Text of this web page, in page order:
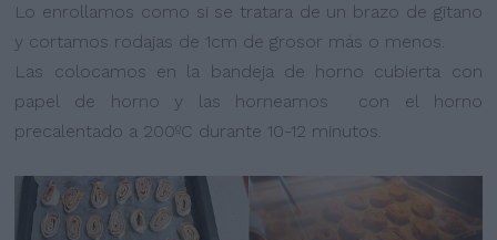
Lo enrollamos como si se tratara de un brazo de gitano
y cortamos rodajas de 1cm de grosor más o menos.
Las colocamos en la bandeja de horno cubierta con
papel de horno y las horneamos con el horno
precalentado a 200ºC durante 10-12 minutos.